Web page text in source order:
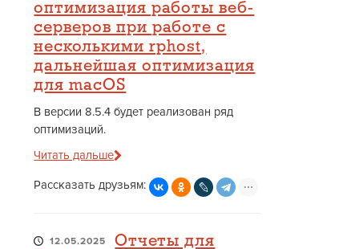
оптимизация работы веб-
серверов при работе с
несколькими rphost,
дальнейшая оптимизация
для macOS
В версии 8.5.4 будет реализован ряд
оптимизаций.
Читать дальше
Рассказать друзьям:
12.05.2025
Отчеты для